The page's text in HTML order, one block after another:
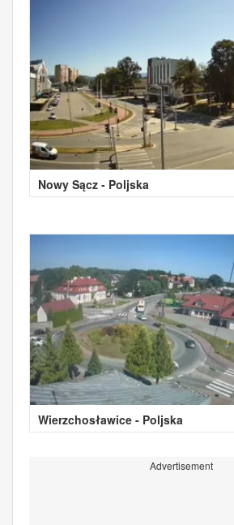
Nowy Sącz - Poljska
Wierzchosławice - Poljska
Advertisement